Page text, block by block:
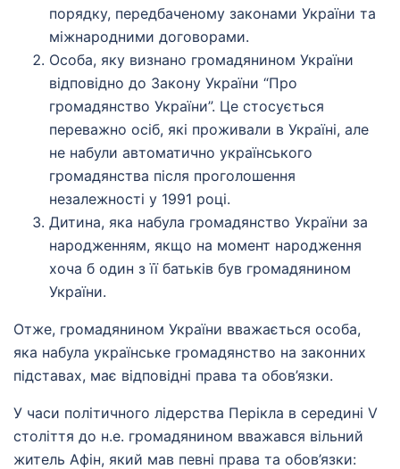
порядку, передбаченому законами України та
міжнародними договорами.
Особа, яку визнано громадянином України
відповідно до Закону України “Про
громадянство України”. Це стосується
переважно осіб, які проживали в Україні, але
не набули автоматично українського
громадянства після проголошення
незалежності у 1991 році.
Дитина, яка набула громадянство України за
народженням, якщо на момент народження
хоча б один з її батьків був громадянином
України.
Отже, громадянином України вважається особа,
яка набула українське громадянство на законних
підставах, має відповідні права та обов’язки.
У часи політичного лідерства Перікла в середині V
століття до н.е. громадянином вважався вільний
житель Афін, який мав певні права та обов’язки: